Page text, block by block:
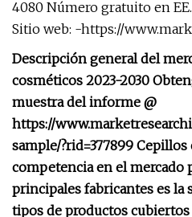
4080 Número gratuito en EE.
Sitio web: -https://
Descripción general del
cosméticos 2023-2030
muestra del informe @
https://
sample/?rid=377899
competencia en el mercado
principales fabricantes es la
tipos de productos